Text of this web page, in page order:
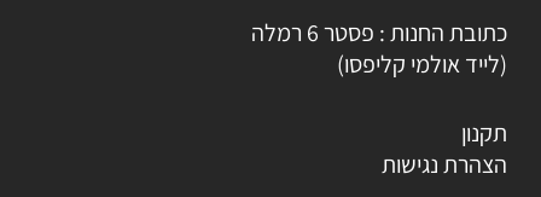
כתובת החנות : פסטר 6 רמלה
(לייד אולמי קליפסו)
תקנון
הצהרת נגישות